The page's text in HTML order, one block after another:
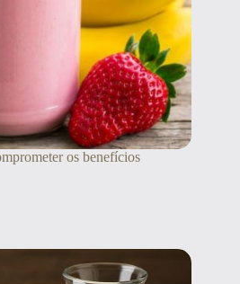
os benefícios